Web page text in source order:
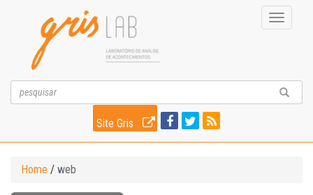
Toggle
Site Gris
Home / web